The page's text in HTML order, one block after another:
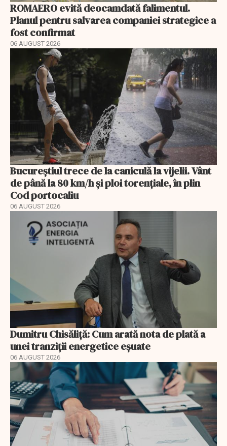
ROMAERO evită deocamdată falimentul.
Planul pentru salvarea companiei strategice a
fost confirmat
06 AUGUST 2026
Bucureștiul trece de la caniculă la vijelii. Vânt
de până la 80 km/h și ploi torențiale, în plin
Cod portocaliu
06 AUGUST 2026
Dumitru Chisăliță: Cum arată nota de plată a
unei tranziții energetice eșuate
06 AUGUST 2026